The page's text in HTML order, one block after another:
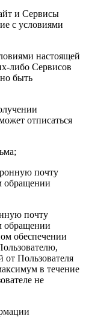
и Сервисы
с условиями
настоящей
либо Сервисов
быть
отписаться
почту
обращении
почту
обращении
обеспечении
от Пользователя
в течение
не